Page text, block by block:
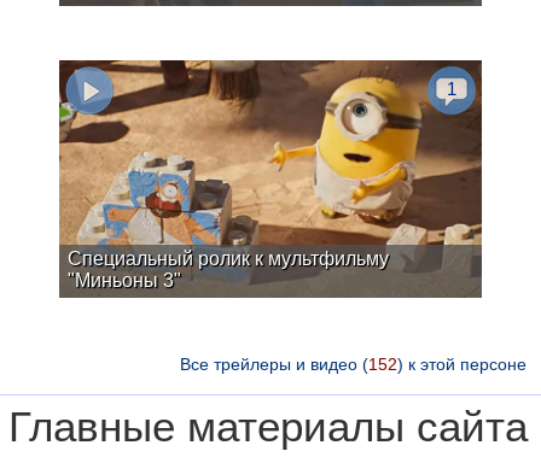
Специальный ролик к мультфильму
"Миньоны 3"
1
Все трейлеры и видео (152) к этой персоне
Главные материалы сайта